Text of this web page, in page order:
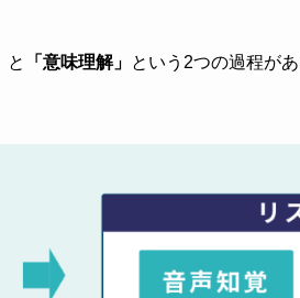
と 「意味理解」 という2つの過程が